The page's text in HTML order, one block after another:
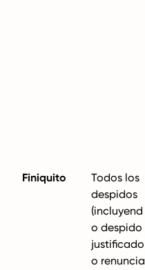
Finiquito
Todos los
despidos
(incluyend
o despido
justificado
o renuncia